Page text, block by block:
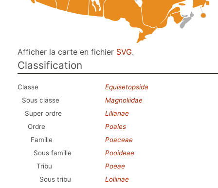
Afficher la carte en fichier SVG.
Classification
Classe
Equisetopsida
Sous classe
Magnoliidae
Super ordre
Lilianae
Ordre
Poales
Famille
Poaceae
Sous famille
Pooideae
Tribu
Poeae
Sous tribu
Loliinae